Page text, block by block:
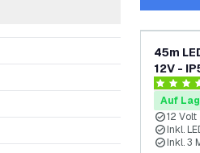
45m
12V -
LEDs -
4.3
Auf
12 Volt
Inkl.
Inkl. 3